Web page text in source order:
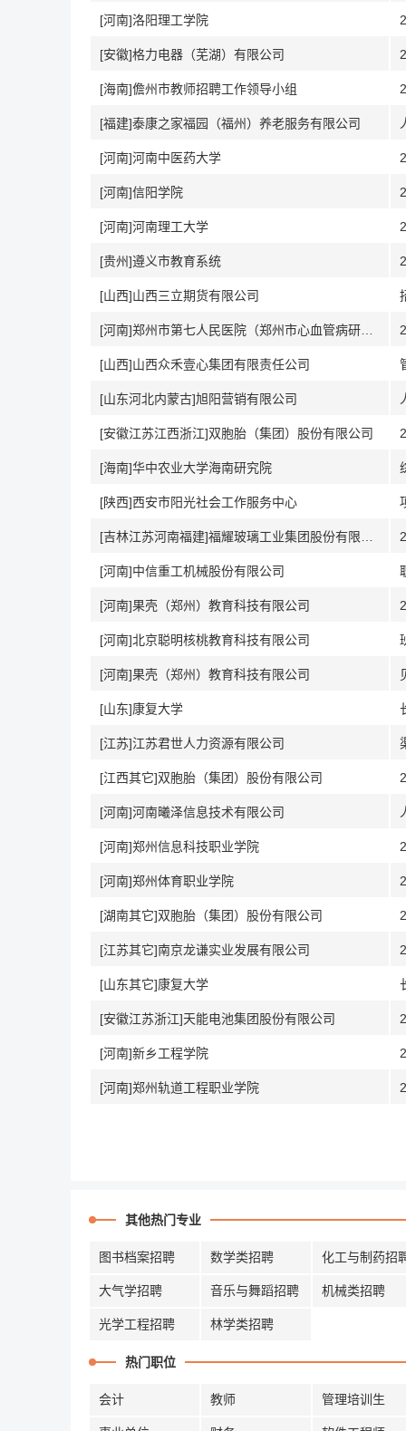
[河南]洛阳理工学院
[安徽]格力电器（芜湖）有限公司
[海南]儋州市教师招聘工作领导小组
[福建]泰康之家福园（福州）养老服务有限公司
[河南]河南中医药大学
[河南]信阳学院
[河南]河南理工大学
[贵州]遵义市教育系统
[山西]山西三立期货有限公司
[山西]山西众禾壹心集团有限责任公司
[山东河北内蒙古]旭阳营销有限公司
[安徽江苏江西浙江]双胞胎（集团）股份有限公司
[海南]华中农业大学海南研究院
[陕西]西安市阳光社会工作服务中心
[河南]中信重工机械股份有限公司
[河南]果壳（郑州）教育科技有限公司
[河南]北京聪明核桃教育科技有限公司
[河南]果壳（郑州）教育科技有限公司
[山东]康复大学
[江苏]江苏君世人力资源有限公司
[江西其它]双胞胎（集团）股份有限公司
[河南]河南曦泽信息技术有限公司
[河南]郑州信息科技职业学院
[河南]郑州体育职业学院
[湖南其它]双胞胎（集团）股份有限公司
[江苏其它]南京龙谦实业发展有限公司
[山东其它]康复大学
[安徽江苏浙江]天能电池集团股份有限公司
[河南]新乡工程学院
[河南]郑州轨道工程职业学院
其他热门专业
图书档案招聘 数学类招聘 化工与制药招
大气学招聘 音乐与舞蹈招聘 机械类招聘
光学工程招聘 林学类招聘
热门职位
会计 教师 管理培训生